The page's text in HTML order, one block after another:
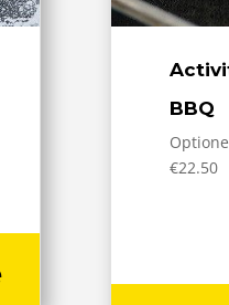
BBQ
€22.50